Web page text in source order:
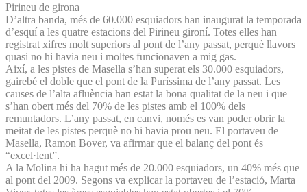
Pirineu de girona
D’altra banda, més de 60.000 esquiadors han inaugurat la temporada
d’esquí a les quatre estacions del Pirineu gironí. Totes elles han
registrat xifres molt superiors al pont de l’any passat, perquè llavors
quasi no hi havia neu i moltes funcionaven a mig gas.
Així, a les pistes de Masella s’han superat els 30.000 esquiadors,
gairebé el doble que el pont de la Puríssima de l’any passat. Les
causes de l’alta afluència han estat la bona qualitat de la neu i que
s’han obert més del 70% de les pistes amb el 100% dels
remuntadors. L’any passat, en canvi, només es van poder obrir la
meitat de les pistes perquè no hi havia prou neu. El portaveu de
Masella, Ramon Bover, va afirmar que el balanç del pont és
“excel·lent”.
A la Molina hi ha hagut més de 20.000 esquiadors, un 40% més que
al pont del 2009. Segons va explicar la portaveu de l’estació, Marta